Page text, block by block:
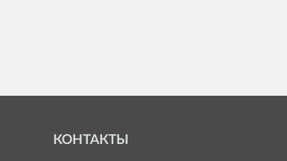
КОНТАКТЫ